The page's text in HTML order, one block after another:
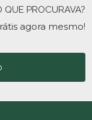
QUE PROCURAVA?
agora mesmo!